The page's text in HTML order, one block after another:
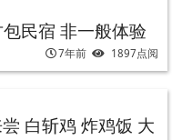
民宿 非一般体验
7年前 1897点阅
白斩鸡 炸鸡饭 大